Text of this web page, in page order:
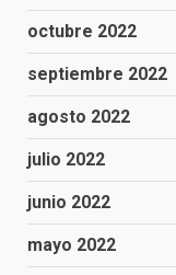
octubre 2022
septiembre 2022
agosto 2022
julio 2022
junio 2022
mayo 2022